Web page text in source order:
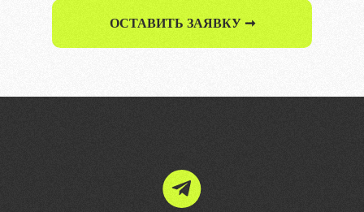
ОСТАВИТЬ ЗАЯВКУ ➞